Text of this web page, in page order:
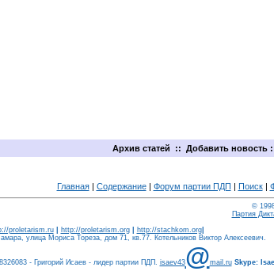
Архив статей :: Добавить новость
Главная| Содержание| Форум партии ПДП | Поиск|
©
Партия
proletarism.ru| http://proletarism.org| http://stachkom.org|
улица Мориса Тореза, дом 71, кв.77. Котельников Виктор Алексеевич.
- Григорий Исаев - лидер партии ПДП. isaev43@mail.ruSkype: